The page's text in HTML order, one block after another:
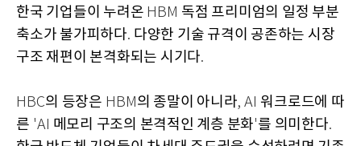
한국 기업들이 누려온 HBM 독점 프리미엄의 일정 부분
축소가 불가피하다. 다양한 기술 규격이 공존하는 시장
구조 재편이 본격화되는 시기다.
HBC의 등장은 HBM의 종말이 아니라, AI 워크로드에 따
른 'AI 메모리 구조의 본격적인 계층 분화'를 의미한다.